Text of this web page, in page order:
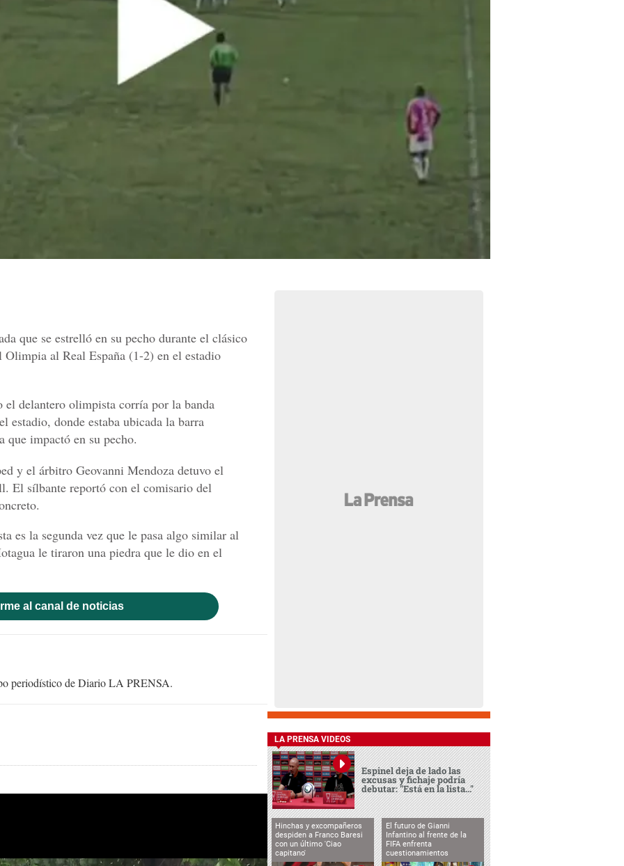
que se estrelló en su pecho durante el clásico
al Real España (1-2) en el estadio
el delantero olimpista corría por la banda
estadio, donde estaba ubicada la barra
que impactó en su pecho.
y el árbitro Geovanni Mendoza detuvo el
El sílbante reportó con el comisario del
es la segunda vez que le pasa algo similar al
le tiraron una piedra que le dio en el
al canal de noticias
periodístico de Diario LA PRENSA.
LA PRENSA VIDEOS
Espinel deja de lado las
excusas y fichaje podría
debutar: "Está en la lista..."
Hinchas y excompañeros
despiden a Franco Baresi
con un último 'Ciao
capitano'
El futuro de Gianni
Infantino al frente de la
FIFA enfrenta
cuestionamientos